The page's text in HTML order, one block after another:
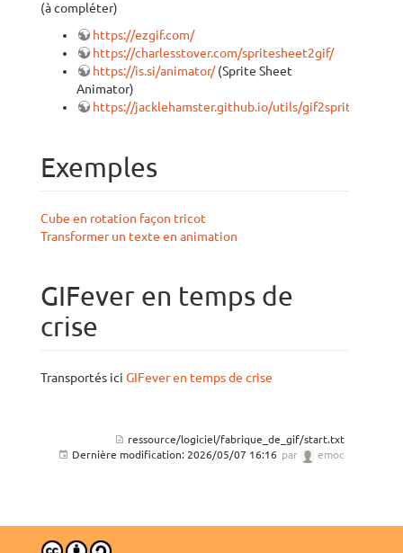
(à compléter)
https://ezgif.com/
https://charlesstover.com/spritesheet2gif/
https://is.si/animator/(Sprite Sheet
Animator)
https://jacklehamster.github.io/utils/gif2sprite/
Exemples
Cube en rotation façon tricot
Transformer un texte en animation
GIFever en temps de
crise
Transportés ici GIFever en temps de crise
ressource/logiciel/fabrique_de_gif/start.txt
Dernière modification: 2026/05/07 16:16 par emoc